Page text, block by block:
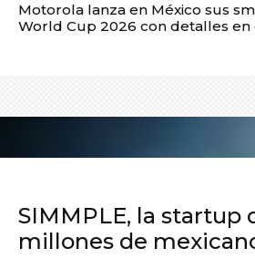
Motorola lanza en México sus
World Cup 2026 con detalles en
SIMMPLE, la startup
millones de